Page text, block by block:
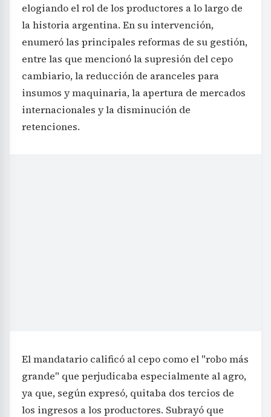
elogiando el rol de los productores a lo largo de
la historia argentina. En su intervención,
enumeró las principales reformas de su gestión,
entre las que mencionó la supresión del cepo
cambiario, la reducción de aranceles para
insumos y maquinaria, la apertura de mercados
internacionales y la disminución de
retenciones.
El mandatario calificó al cepo como el "robo más
grande" que perjudicaba especialmente al agro,
ya que, según expresó, quitaba dos tercios de
los ingresos a los productores. Subrayó que